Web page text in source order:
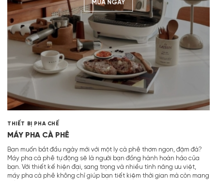
MUA NGAY
THIẾT BỊ PHA CHẾ
MÁY PHA CÀ PHÊ
Bạn muốn bắt đầu ngày mới với một ly cà phê thơm ngon, đậm đà?
Máy pha cà phê tự động sẽ là người bạn đồng hành hoàn hảo của
bạn. Với thiết kế hiện đại, sang trọng và nhiều tính năng ưu việt,
máy pha cà phê không chỉ giúp bạn tiết kiệm thời gian mà còn mang